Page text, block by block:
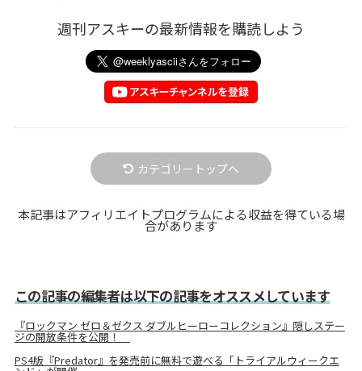
週刊アスキーの最新情報を購読しよう
カテゴリートップへ
本記事はアフィリエイトプログラムによる収益を得ている場
合があります
この記事の編集者は以下の記事をオススメしています
『ロックマン ゼロ＆ゼクス ダブルヒーローコレクション』隠しステー
ジの開放条件を公開！
PS4版『Predator』を発売前に無料で遊べる「トライアルウィークエ